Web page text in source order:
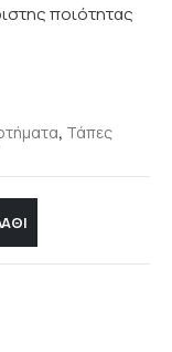
ποιότητας
, Τάπες